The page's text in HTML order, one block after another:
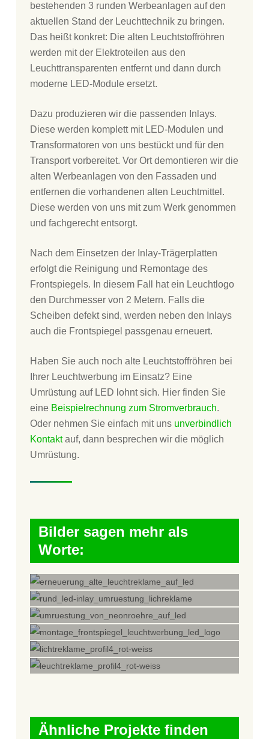
bestehenden 3 runden Werbeanlagen auf den
aktuellen Stand der Leuchttechnik zu bringen.
Das heißt konkret: Die alten Leuchtstoffröhren
werden mit der Elektroteilen aus den
Leuchttransparenten entfernt und dann durch
moderne LED-Module ersetzt.
Dazu produzieren wir die passenden Inlays.
Diese werden komplett mit LED-Modulen und
Transformatoren von uns bestückt und für den
Transport vorbereitet. Vor Ort demontieren wir die
alten Werbeanlagen von den Fassaden und
entfernen die vorhandenen alten Leuchtmittel.
Diese werden von uns mit zum Werk genommen
und fachgerecht entsorgt.
Nach dem Einsetzen der Inlay-Trägerplatten
erfolgt die Reinigung und Remontage des
Frontspiegels. In diesem Fall hat ein Leuchtlogo
den Durchmesser von 2 Metern. Falls die
Scheiben defekt sind, werden neben den Inlays
auch die Frontspiegel passgenau erneuert.
Haben Sie auch noch alte Leuchtstoffröhren bei
Ihrer Leuchtwerbung im Einsatz? Eine
Umrüstung auf LED lohnt sich. Hier finden Sie
eine Beispielrechnung zum Stromverbrauch.
Oder nehmen Sie einfach mit uns unverbindlich
Kontaktauf, dann besprechen wir die möglich
Umrüstung.
Bilder sagen mehr als
Worte:
Ähnliche Projekte finden